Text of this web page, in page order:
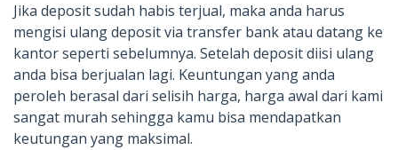
Jika deposit sudah habis terjual, maka anda harus
mengisi ulang deposit via transfer bank atau datang ke
kantor seperti sebelumnya. Setelah deposit diisi ulang
anda bisa berjualan lagi. Keuntungan yang anda
peroleh berasal dari selisih harga, harga awal dari kami
sangat murah sehingga kamu bisa mendapatkan
keutungan yang maksimal.